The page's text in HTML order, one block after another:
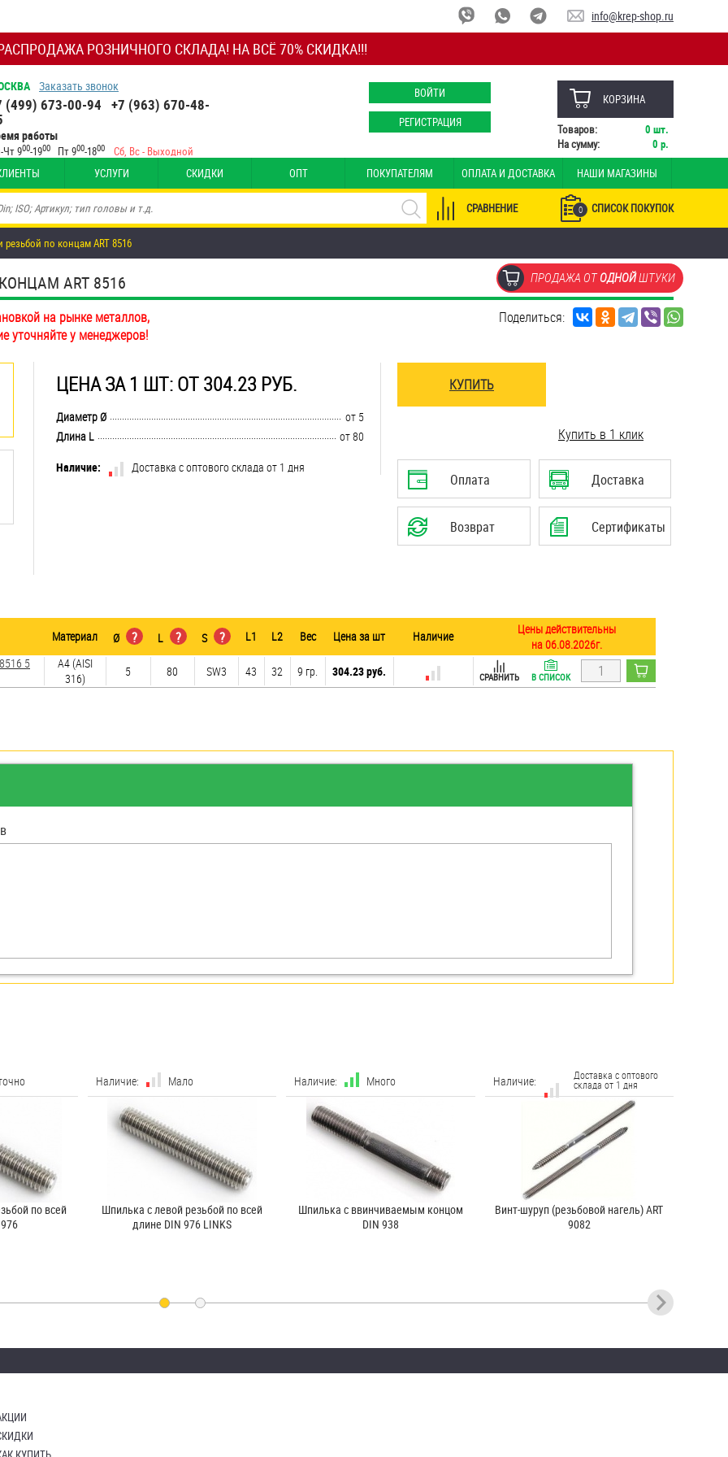
РОЗНИЧНОГО СКЛАДА! НА ВСЁ 70% СКИДКА!!!
info@krep-shop.ru
Заказать звонок
(499) 673-00-94 +7 (963) 670-48-
работы
Чт 900-1900 Пт 900-1800 Сб, Вс - Выходной
ВОЙТИ
РЕГИСТРАЦИЯ
КОРЗИНА
Товаров: 0 шт.
На сумму:
0 р.
УСЛУГИ СКИДКИ ОПТ ПОКУПАТЕЛЯМ ОПЛАТА И ДОСТАВКА НАШИ МАГАЗИНЫ
0 СПИСОК ПОКУПОК
СРАВНЕНИЕ
по концам ART 8516
ART 8516 ПРОДАЖА ОТОДНОЙШТУКИ
на рынке металлов,
уточняйте у менеджеров!
Поделиться:
ЦЕНА ЗА 1 ШТ: ОТ 304.23 РУБ.
........................................................................................................................................................................................................
Диаметр Ø
от 5
........................................................................................................................................................................................................
Длина L
от 80
Наличие:
Доставка с оптового склада от 1 дня
КУПИТЬ
Купить в 1 клик
Оплата Доставка
Возврат Сертификаты
Материал Ø ? L ? S ? L1 L2 Вес Цена за шт Наличие
Цены действительны
на 06.08.2026г.
5
A4 (AISI
316)
5 80 SW3 43 32 9 гр. 304.23 руб. СРАВНИТЬ В СПИСОК
по всей
Наличие: Мало
Шпилька с левой резьбой по всей
длине DIN 976 LINKS
Наличие: Много
Шпилька c ввинчиваемым концом
DIN 938
Наличие: Доставка с оптового
склада от 1 дня
Винт-шуруп (резьбовой нагель) ART
9082
Шпилька приварная с резьбой ART
склада от 1 дня
Шпилька с правой резьбой и
Доставка с оптового
склада от 1 дня
Шпилька c ввинчиваемым концом
DIN 835